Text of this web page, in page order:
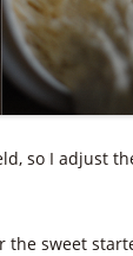
so I adjust
the sweet